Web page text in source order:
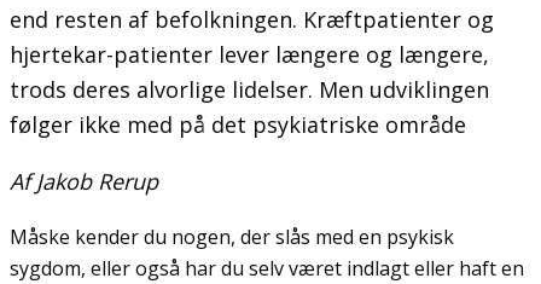
end resten af befolkningen. Kræftpatienter og
hjertekar-patienter lever længere og længere,
trods deres alvorlige lidelser. Men udviklingen
følger ikke med på det psykiatriske område
Af Jakob Rerup
Måske kender du nogen, der slås med en psykisk
sygdom, eller også har du selv været indlagt eller haft en